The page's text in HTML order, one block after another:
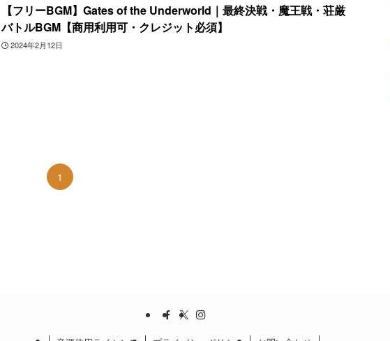
【フリーBGM】Gates of the Underworld｜最終決戦・魔王戦・荘厳
バトルBGM【商用利用可・クレジット必須】
2024年2月12日
1